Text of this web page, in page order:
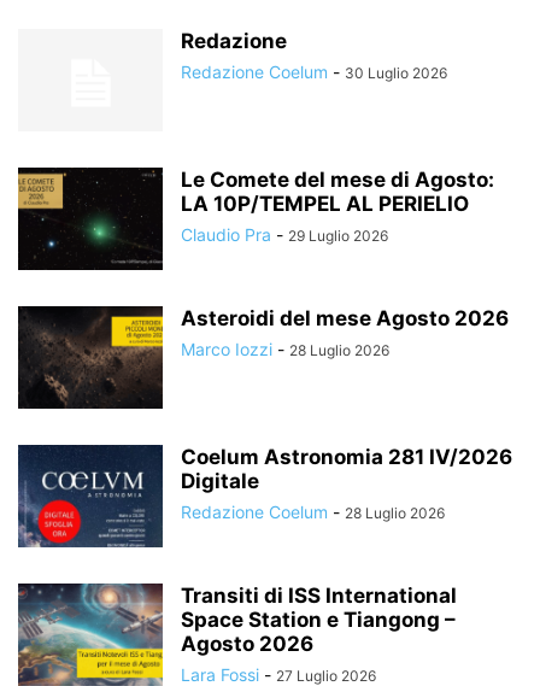
Redazione
Redazione Coelum - 30 Luglio 2026
Le Comete del mese di Agosto:
LA 10P/TEMPEL AL PERIELIO
Claudio Pra - 29 Luglio 2026
Asteroidi del mese Agosto 2026
Marco Iozzi - 28 Luglio 2026
Coelum Astronomia 281 IV/2026
Digitale
Redazione Coelum - 28 Luglio 2026
Transiti di ISS International
Space Station e Tiangong –
Agosto 2026
Lara Fossi - 27 Luglio 2026